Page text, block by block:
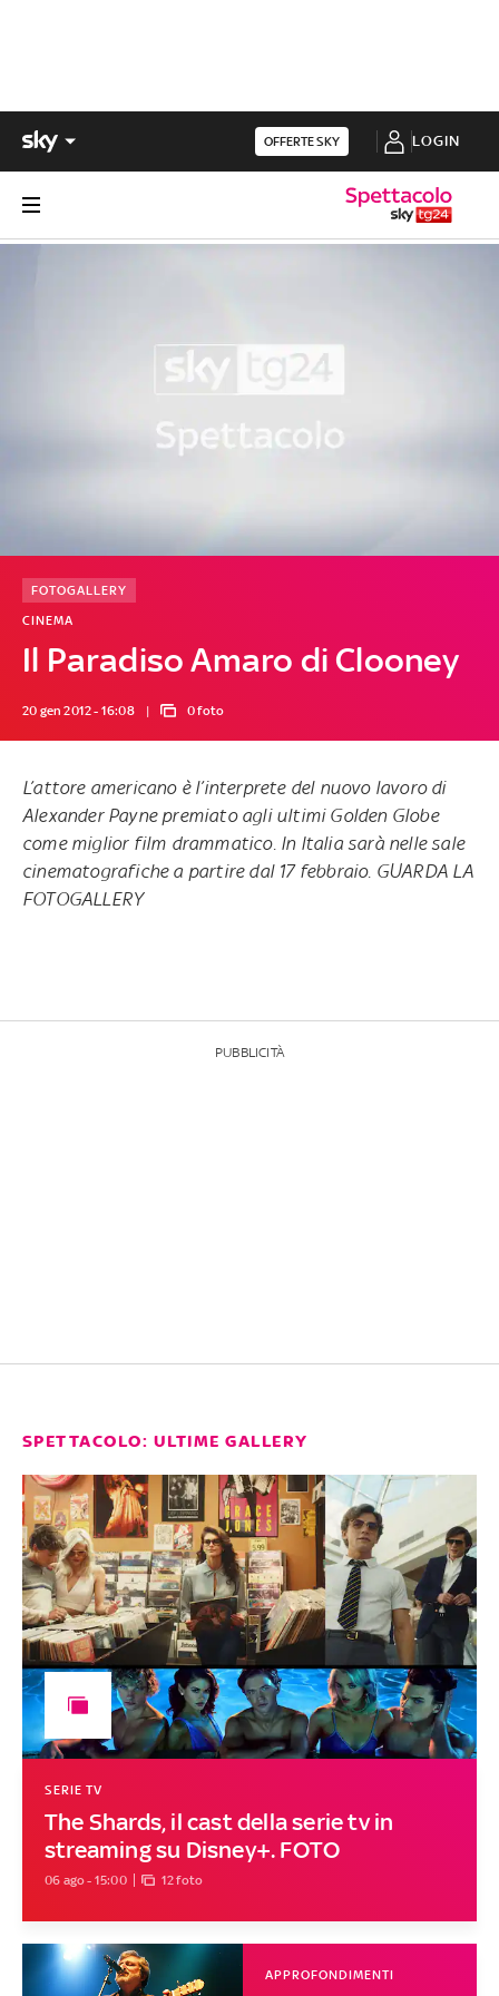
OFFERTE SKY LOGIN
Il Paradiso Amaro di Clooney
CINEMA
FOTOGALLERY
20 gen 2012 - 16:08 0 foto
L’attore americano è l’interprete del nuovo lavoro di
Alexander Payne premiato agli ultimi Golden Globe
come miglior film drammatico. In Italia sarà nelle sale
cinematografiche a partire dal 17 febbraio. GUARDA LA
FOTOGALLERY
PUBBLICITÀ
SPETTACOLO: ULTIME GALLERY
The Shards, il cast della serie tv in
streaming su Disney+. FOTO
SERIE TV
06 ago - 15:00 12 foto
APPROFONDIMENTI